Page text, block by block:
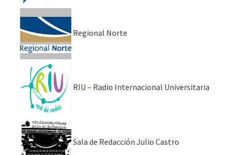
Regional Norte
RIU – Radio Internacional Universitaria
Sala de Redacción Julio Castro